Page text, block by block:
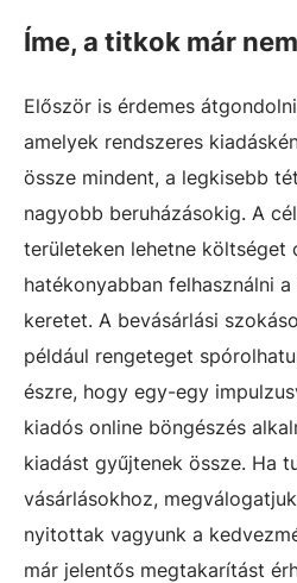
Íme, a titkok már
Először is érdemes
amelyek rendszeres
össze mindent, a legkisebb
nagyobb beruházásokig. A
területeken lehetne költséget
hatékonyabban felhasználni
keretet. A bevásárlási
például rengeteget
észre, hogy egy-egy
kiadós online böngészés
kiadást gyűjtenek össze. Ha
vásárlásokhoz,
nyitottak vagyunk a
már jelentős megtakarítást